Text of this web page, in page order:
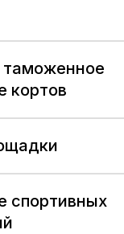
таможенное
кортов
спортивных